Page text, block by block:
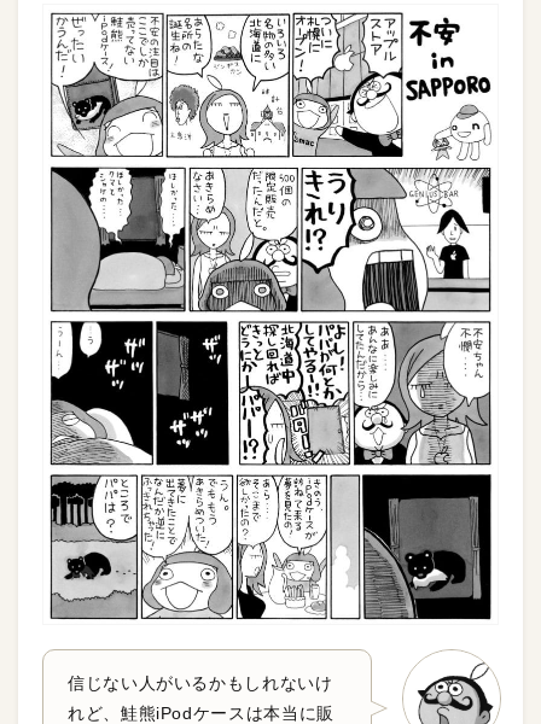
信じない人がいるかもしれないけ
れど、鮭熊iPodケースは本当に販